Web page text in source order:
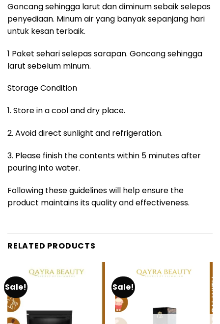
Goncang sehingga larut dan diminum sebaik selepas
penyediaan. Minum air yang banyak sepanjang hari
untuk kesan terbaik.
1 Paket sehari selepas sarapan. Goncang sehingga
larut sebelum minum.
Storage Condition
1. Store in a cool and dry place.
2. Avoid direct sunlight and refrigeration.
3. Please finish the contents within 5 minutes after
pouring into water.
Following these guidelines will help ensure the
product maintains its quality and effectiveness.
RELATED PRODUCTS
Sale! Sale!